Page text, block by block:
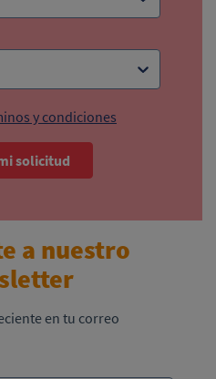
y condiciones
solicitud
a nuestro
en tu correo